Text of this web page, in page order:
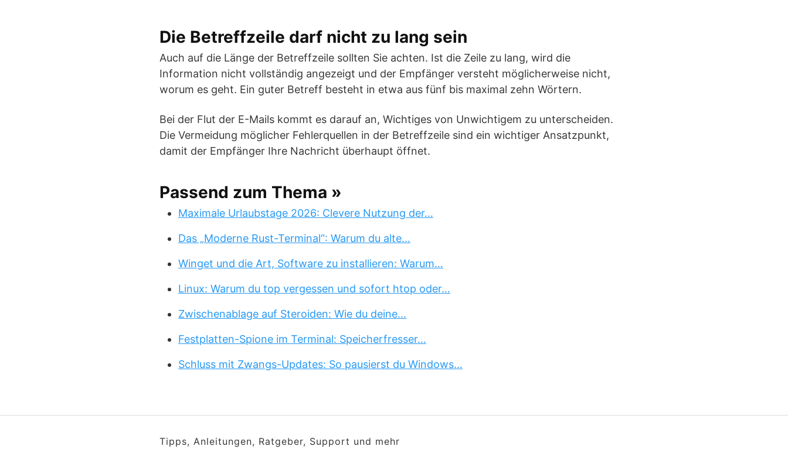
Die Betreffzeile darf nicht zu lang sein
Auch auf die Länge der Betreffzeile sollten Sie achten. Ist die Zeile zu lang, wird die
Information nicht vollständig angezeigt und der Empfänger versteht möglicherweise nicht,
worum es geht. Ein guter Betreff besteht in etwa aus fünf bis maximal zehn Wörtern.
Bei der Flut der E-Mails kommt es darauf an, Wichtiges von Unwichtigem zu unterscheiden.
Die Vermeidung möglicher Fehlerquellen in der Betreffzeile sind ein wichtiger Ansatzpunkt,
damit der Empfänger Ihre Nachricht überhaupt öffnet.
Passend zum Thema »
Maximale Urlaubstage 2026: Clevere Nutzung der…
Das „Moderne Rust-Terminal“: Warum du alte…
Winget und die Art, Software zu installieren: Warum…
Linux: Warum du top vergessen und sofort htop oder…
Zwischenablage auf Steroiden: Wie du deine…
Festplatten-Spione im Terminal: Speicherfresser…
Schluss mit Zwangs-Updates: So pausierst du Windows…
Tipps, Anleitungen, Ratgeber, Support und mehr